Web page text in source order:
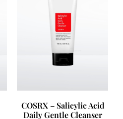
COSRX – Salicylic Acid
Daily Gentle Cleanser